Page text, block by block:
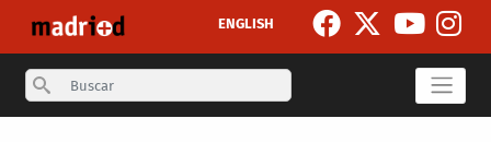
ENGLISH
Search